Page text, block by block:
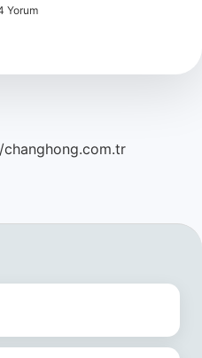
Yorum